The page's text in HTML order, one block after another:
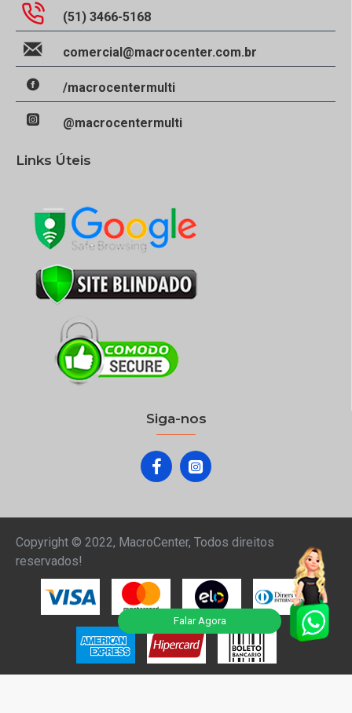
(51) 3466-5168
comercial@macrocenter.com.br
/macrocentermulti
@macrocentermulti
Links Úteis
Siga-nos
Falar Agora
Copyright © 2022, MacroCenter, Todos direitos
reservados!